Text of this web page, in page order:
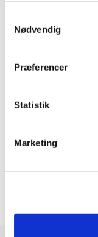
Nødvendig
Præferencer
Statistik
Marketing